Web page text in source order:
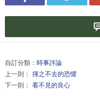
自訂分類： 時事評論
上一則： 揮之不去的恐懼
下一則： 看不見的良心